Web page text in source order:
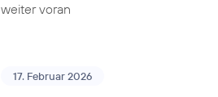
weiter voran
17. Februar 2026